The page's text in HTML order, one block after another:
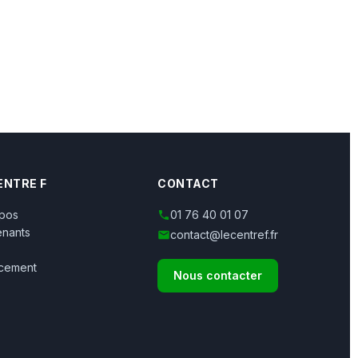
F CONTACT
01 76 40 01 07
contact@lecentref.fr
Nous contacter